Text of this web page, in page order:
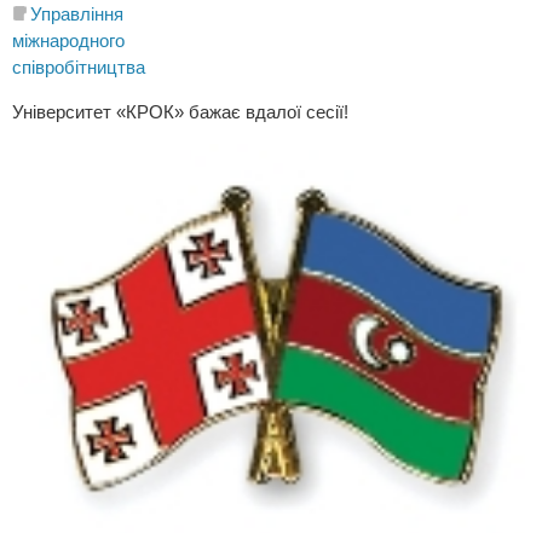
Управління
міжнародного
співробітництва
Університет «КРОК» бажає вдалої сесії!